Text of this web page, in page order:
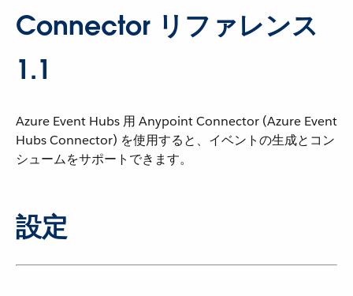
Connector リファレンス
1.1
Azure Event Hubs 用 Anypoint Connector (Azure Event
Hubs Connector) を使用すると、イベントの生成とコン
シュームをサポートできます。
設定